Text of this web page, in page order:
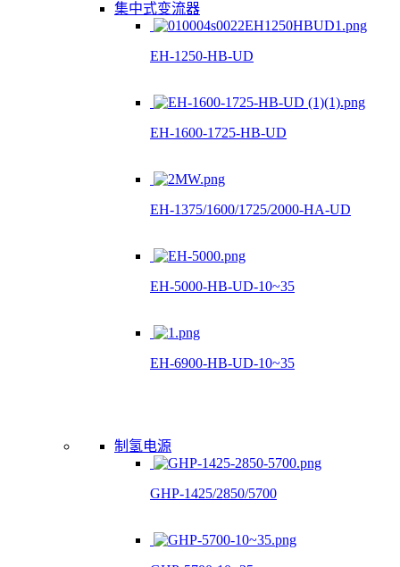
集中式变流器
EH-1250-HB-UD
EH-1600-1725-HB-UD
EH-1375/1600/1725/2000-HA-UD
EH-5000-HB-UD-10~35
EH-6900-HB-UD-10~35
制氢电源
GHP-1425/2850/5700